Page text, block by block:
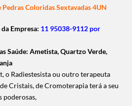
Coloridas Sextavadas 4UN
Empresa: 11 95038-9112 por
Saúde: Ametista, Quartzo Verde,
o Radiestesista ou outro terapeuta
Cristais, de Cromoterapia terá a seu
poderosas,